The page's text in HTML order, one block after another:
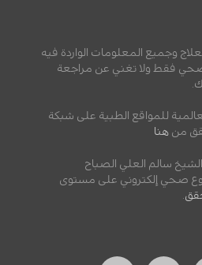
وجميع المعلومات الواردة فيه
فقط ولا تغني عن مراجعة
للمواقع الطبية على شبكة
من هنا
سالم العلي الصباح
صحي إلكتروني على مستوى